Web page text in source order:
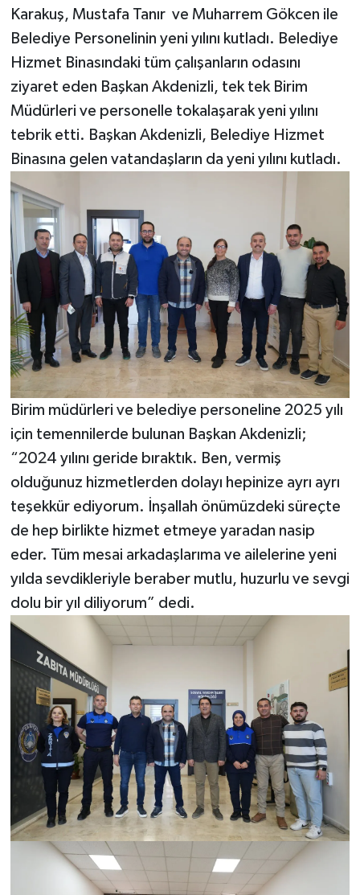
Karakuş, Mustafa Tanır ve Muharrem Gökcen ile
Belediye Personelinin yeni yılını kutladı. Belediye
Hizmet Binasındaki tüm çalışanların odasını
ziyaret eden Başkan Akdenizli, tek tek Birim
Müdürleri ve personelle tokalaşarak yeni yılını
tebrik etti. Başkan Akdenizli, Belediye Hizmet
Binasına gelen vatandaşların da yeni yılını kutladı.
Birim müdürleri ve belediye personeline 2025 yılı
için temennilerde bulunan Başkan Akdenizli;
“2024 yılını geride bıraktık. Ben, vermiş
olduğunuz hizmetlerden dolayı hepinize ayrı ayrı
teşekkür ediyorum. İnşallah önümüzdeki süreçte
de hep birlikte hizmet etmeye yaradan nasip
eder. Tüm mesai arkadaşlarıma ve ailelerine yeni
yılda sevdikleriyle beraber mutlu, huzurlu ve sevgi
dolu bir yıl diliyorum” dedi.